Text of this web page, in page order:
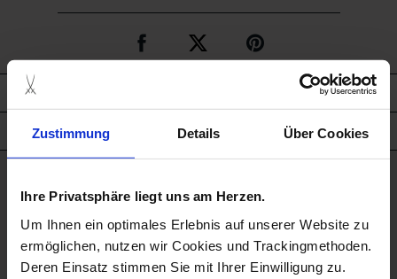
Zustimmung Details Über Cookies
Ihre Privatsphäre liegt uns am Herzen.
Um Ihnen ein optimales Erlebnis auf unserer Website zu
ermöglichen, nutzen wir Cookies und Trackingmethoden.
Deren Einsatz stimmen Sie mit Ihrer Einwilligung zu.
description
product details
good to know
Hand Painted